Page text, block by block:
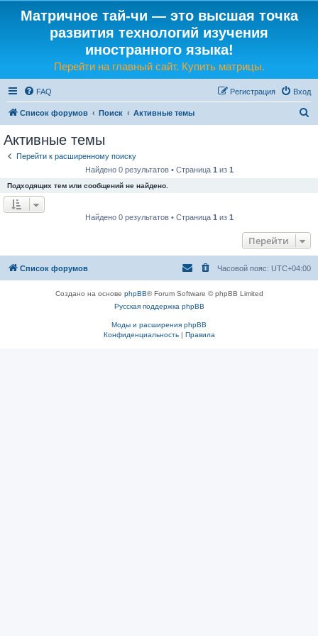
Матричное тай-чи — это высшая точка
развития технологий изучения
иностранного языка!
Перейти на главный сайт. Купить матрицы.
FAQ Вход
Регистрация
Список форумов Поиск Активные темы
Активные темы
Перейти к расширенному поиску
Найдено 0 результатов • Страница 1 из 1
Подходящих тем или сообщений не найдено.
Найдено 0 результатов • Страница 1 из 1
Перейти
Список форумов Часовой пояс: UTC+04:00
Создано на основе phpBB® Forum Software © phpBB Limited
Русская поддержка phpBB
Моды и расширения phpBB
Конфиденциальность| Правила